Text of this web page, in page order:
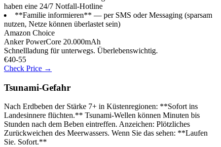
haben eine 24/7 Notfall-Hotline
**Familie informieren** — per SMS oder Messaging (sparsam
nutzen, Netze können überlastet sein)
Amazon Choice
Anker PowerCore 20.000mAh
Schnellladung für unterwegs. Überlebenswichtig.
€40-55
Check Price →
Tsunami-Gefahr
Nach Erdbeben der Stärke 7+ in Küstenregionen: **Sofort ins
Landesinnere flüchten.** Tsunami-Wellen können Minuten bis
Stunden nach dem Beben eintreffen. Anzeichen: Plötzliches
Zurückweichen des Meerwassers. Wenn Sie das sehen: **Laufen
Sie. Sofort.**